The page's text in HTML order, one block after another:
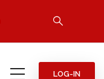
LOG-IN